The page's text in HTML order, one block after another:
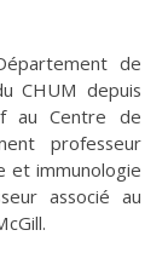
de
CHUM depuis
au Centre de
professeur
et immunologie
associé au